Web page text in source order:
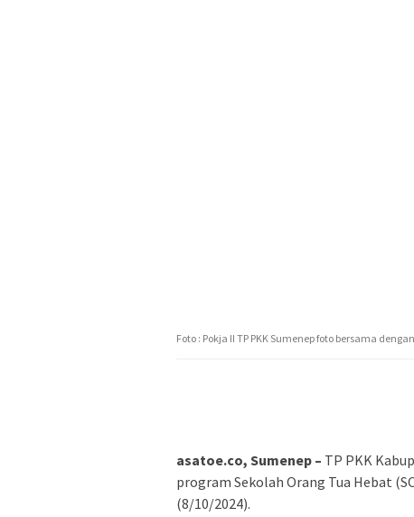
Foto : Pokja II TP PKK Sumenep foto bersama
asatoe.co, Sumenep – TP PKK
program Sekolah Orang Tua Hebat
(8/10/2024).